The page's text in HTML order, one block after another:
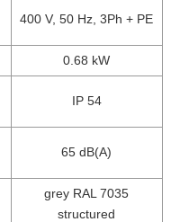
400 V, 50 Hz, 3Ph + PE
0.68 kW
IP 54
65 dB(A)
grey RAL 7035
structured